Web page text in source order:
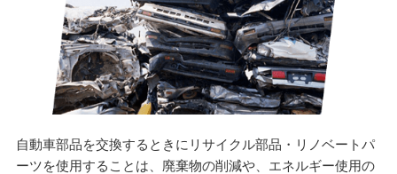
自動車部品を交換するときにリサイクル部品・リノベートパ
ーツを使用することは、廃棄物の削減や、エネルギー使用の